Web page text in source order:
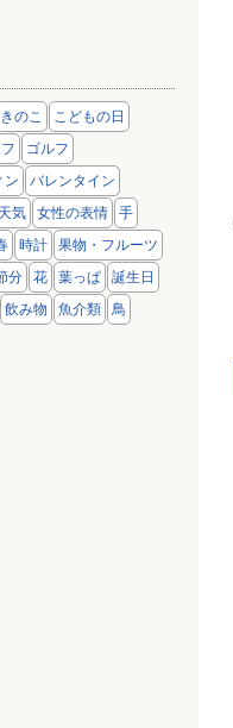
きのこ
こどもの日
ゴルフ
ン
バレンタイン
天気 女性の表情
手
時計
果物・フルーツ
分 花 葉っぱ
誕生日
飲み物 魚介類 鳥